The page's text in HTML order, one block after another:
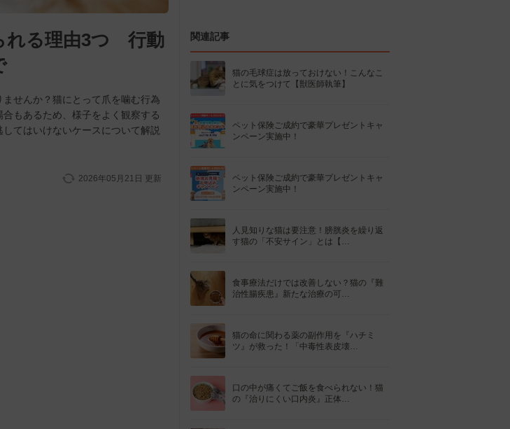
れる理由3つ 行動
せんか？猫にとって爪を噛む行為
もあるため、様子をよく観察する
てはいけないケースについて解説
2026年05月21日 更新
関連記事
猫の毛球症は放っておけない！こんなこ
とに気をつけて【獣医師執筆】
ペット保険ご成約で豪華プレゼントキャ
ンペーン実施中！
ペット保険ご成約で豪華プレゼントキャ
ンペーン実施中！
人見知りな猫は要注意！膀胱炎を繰り返
す猫の「不安サイン」とは【…
食事療法だけでは改善しない？猫の『難
治性腸疾患』新たな治療の可…
猫の命に関わる薬の副作用を『ハチミ
ツ』が救った！「中毒性表皮壊…
口の中が痛くてご飯を食べられない！猫
の『治りにくい口内炎』正体…